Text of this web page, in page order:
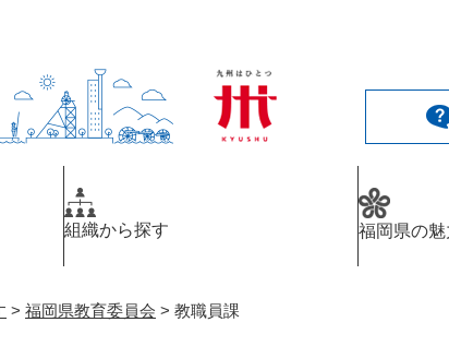
組織から探す 福岡県の魅
> 福岡県教育委員会 > 教職員課